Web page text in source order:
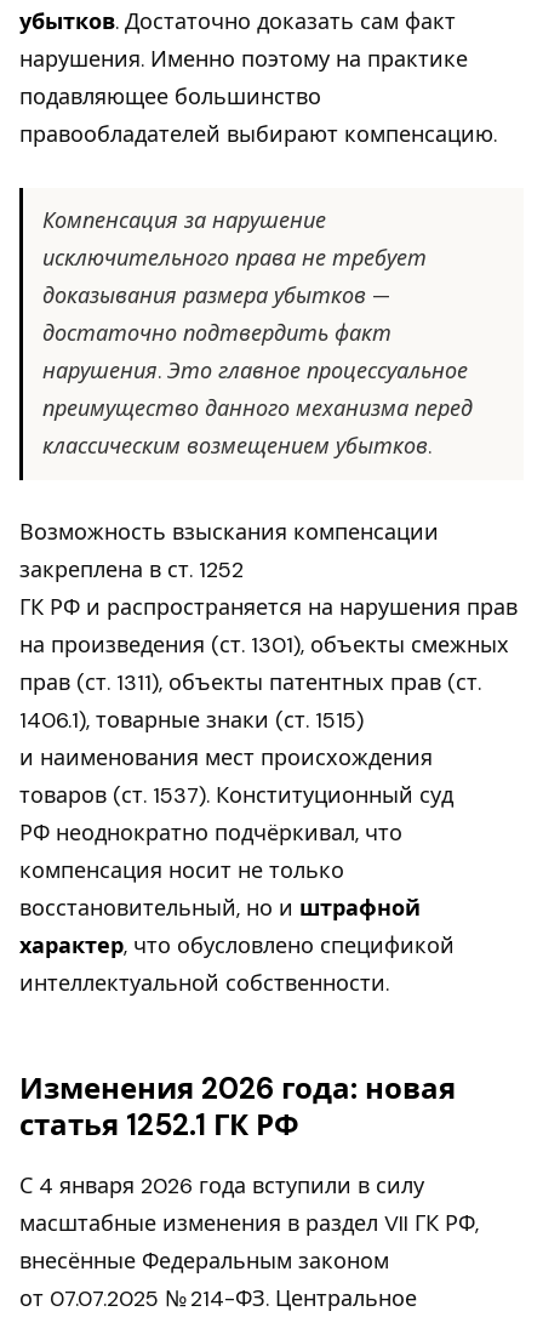
убытков. Достаточно доказать сам факт
нарушения. Именно поэтому на практике
подавляющее большинство
правообладателей выбирают компенсацию.
Компенсация за нарушение
исключительного права не требует
доказывания размера убытков —
достаточно подтвердить факт
нарушения. Это главное процессуальное
преимущество данного механизма перед
классическим возмещением убытков.
Возможность взыскания компенсации
закреплена в ст. 1252
ГК РФ и распространяется на нарушения прав
на произведения (ст. 1301), объекты смежных
прав (ст. 1311), объекты патентных прав (ст.
1406.1), товарные знаки (ст. 1515)
и наименования мест происхождения
товаров (ст. 1537). Конституционный суд
РФ неоднократно подчёркивал, что
компенсация носит не только
восстановительный, но и штрафной
характер, что обусловлено спецификой
интеллектуальной собственности.
Изменения 2026 года: новая
статья 1252.1 ГК РФ
С 4 января 2026 года вступили в силу
масштабные изменения в раздел VII ГК РФ,
внесённые Федеральным законом
от 07.07.2025 № 214-ФЗ. Центральное